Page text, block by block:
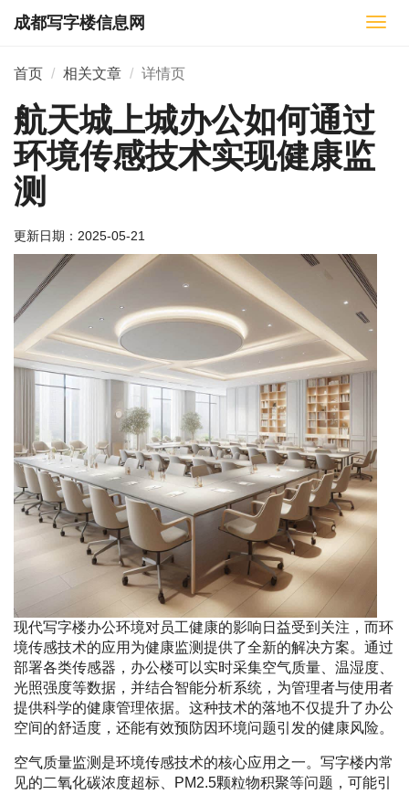
切
成都写字楼信息网
首页 相关文章 详情页
航天城上城办公如何通过
环境传感技术实现健康监
测
更新日期： 2025-05-21
现代写字楼办公环境对员工健康的影响日益受到关注，而环
境传感技术的应用为健康监测提供了全新的解决方案。通过
部署各类传感器，办公楼可以实时采集空气质量、温湿度、
光照强度等数据，并结合智能分析系统，为管理者与使用者
提供科学的健康管理依据。这种技术的落地不仅提升了办公
空间的舒适度，还能有效预防因环境问题引发的健康风险。
空气质量监测是环境传感技术的核心应用之一。写字楼内常
见的二氧化碳浓度超标、PM2.5颗粒物积聚等问题，可能引